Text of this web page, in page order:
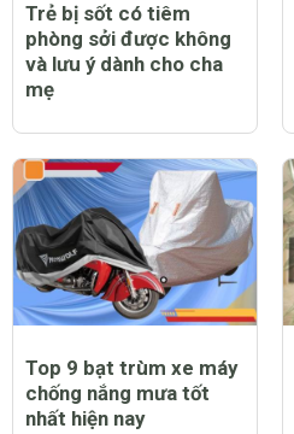
Trẻ bị sốt có tiêm
phòng sởi được không
và lưu ý dành cho cha
mẹ
Top 9 bạt trùm xe máy
chống nắng mưa tốt
nhất hiện nay